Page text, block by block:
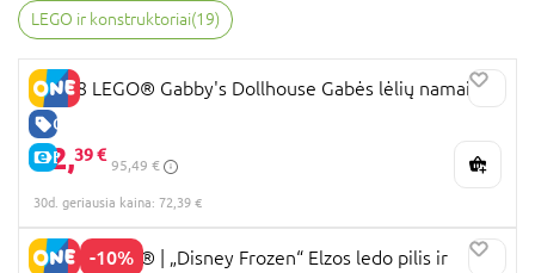
LEGO ir konstruktoriai(19)
GERA KAINA
E-KAINA
10788 LEGO® Gabby's Dollhouse Gabės lėlių namai
72,39 €
95,49 €
30d. geriausia kaina: 72,39 €
-10%
43281 LEGO® ǀ „Disney Frozen“ Elzos ledo pilis ir